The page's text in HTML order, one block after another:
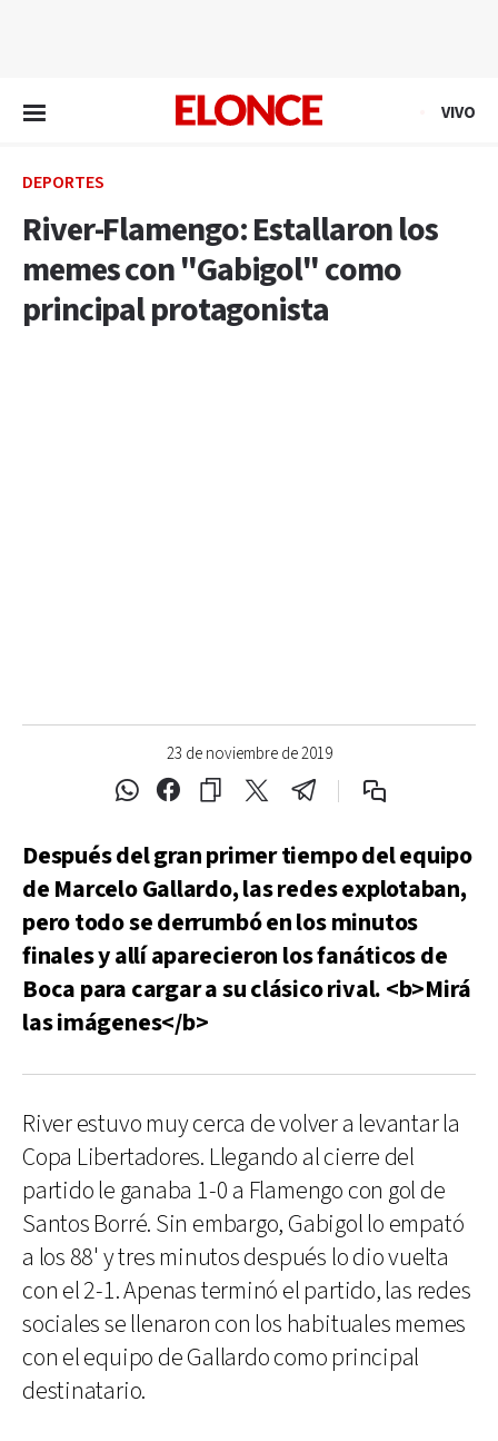
VIVO
DEPORTES
River-Flamengo: Estallaron los
memes con "Gabigol" como
principal protagonista
23 de noviembre de 2019
Después del gran primer tiempo del equipo
de Marcelo Gallardo, las redes explotaban,
pero todo se derrumbó en los minutos
finales y allí aparecieron los fanáticos de
Boca para cargar a su clásico rival. <b>Mirá
las imágenes</b>
River estuvo muy cerca de volver a levantar la
Copa Libertadores. Llegando al cierre del
partido le ganaba 1-0 a Flamengo con gol de
Santos Borré. Sin embargo, Gabigol lo empató
a los 88' y tres minutos después lo dio vuelta
con el 2-1. Apenas terminó el partido, las redes
sociales se llenaron con los habituales memes
con el equipo de Gallardo como principal
destinatario.